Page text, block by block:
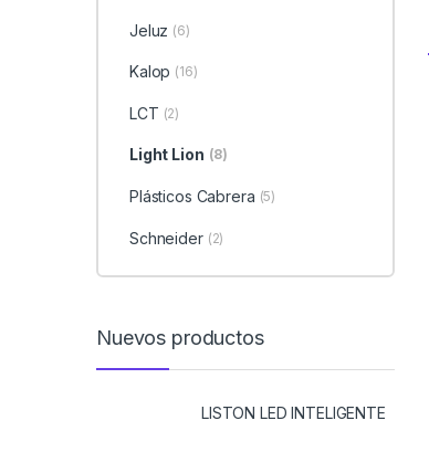
Jeluz (6)
Kalop (16)
LCT (2)
Light Lion (8)
Plásticos Cabrera (5)
Schneider (2)
Nuevos productos
LISTON LED INTELIGENTE